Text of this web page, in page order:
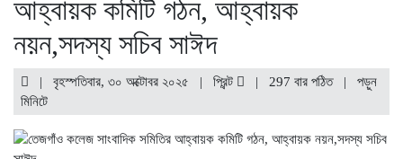
ত্রয়োদশ জাতীয় সংসদ নির্বাচনে জয়ে
তারেক রহমানকে যুক্তরাজ্যের অভিনন্দন
ত্রয়োদশ জাতীয় সংসদ নির্বাচনে তারেক
মার্কিন দূতাবাসের
বিজয়ে তারেক রহমানকে অভিনন্দন
মালয়েশিয়া প্রধানমন্ত্রীর
আহ্বায়ক কমিটি গঠন, আহ্বায়ক
নয়ন,সদস্য সচিব সাঈদ
| বৃহস্পতিবার, ৩০ অক্টোবর ২০২৫ | প্রিন্ট | 297 বার পঠিত
| পড়ুন
মিনিটে